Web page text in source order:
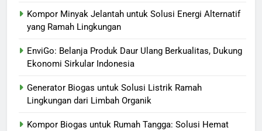
Kompor Minyak Jelantah untuk Solusi Energi Alternatif
yang Ramah Lingkungan
EnviGo: Belanja Produk Daur Ulang Berkualitas, Dukung
Ekonomi Sirkular Indonesia
Generator Biogas untuk Solusi Listrik Ramah
Lingkungan dari Limbah Organik
Kompor Biogas untuk Rumah Tangga: Solusi Hemat